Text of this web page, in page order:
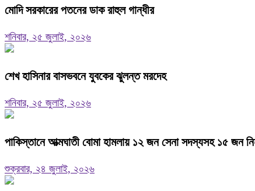
মোদি সরকারের পতনের ডাক রাহুল গান্ধীর
শনিবার, ২৫ জুলাই, ২০২৬
শেখ হাসিনার বাসভবনে যুবকের ঝুলন্ত মরদেহ
শনিবার, ২৫ জুলাই, ২০২৬
পাকিস্তানে আত্মঘাতী বোমা হামলায় ১২ জন সেনা সদস্যসহ ১৫ জন
শুক্রবার, ২৪ জুলাই, ২০২৬